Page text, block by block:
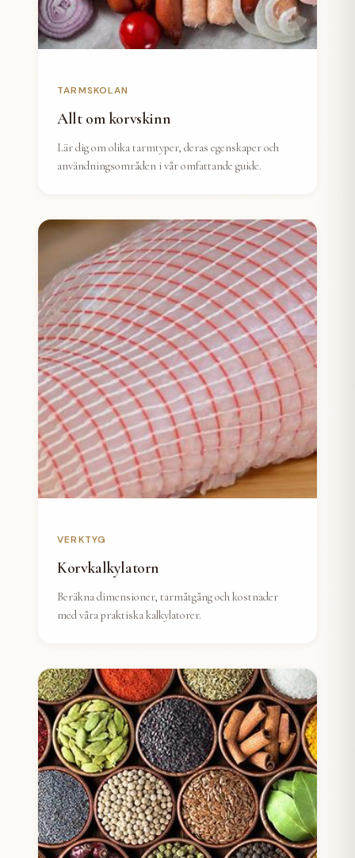
TARMSKOLAN
Allt om korvskinn
Lär dig om olika tarmtyper, deras egenskaper och
användningsområden i vår omfattande guide.
VERKTYG
Korvkalkylatorn
Beräkna dimensioner, tarmåtgång och kostnader
med våra praktiska kalkylatorer.